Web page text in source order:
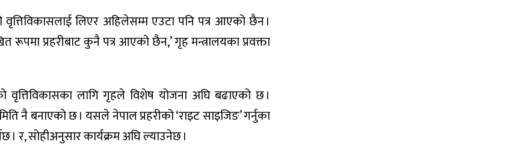
लिएर अहिलेसम्म एउटा पनि पत्र आएको छैन ।
प्रहरीबाट कुनै पत्र आएको छैन,’ गृह मन्त्रालयका प्रवक्ता
वृत्तिविकासका लागि गृहले विशेष योजना अघि बढाएको छ ।
नै बनाएको छ । यसले नेपाल प्रहरीको ‘राइट साइजिङ’ गर्नुका
। र, सोहीअनुसार कार्यक्रम अघि ल्याउनेछ ।